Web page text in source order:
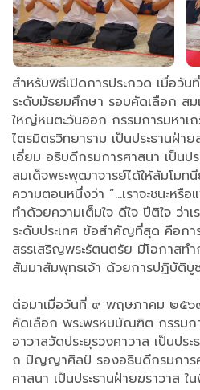
สำหรับพิธีเปิดการประกวด เมื่อ
ระดับมัธยมศึกษา รอบคัดเลือก ส
ใหญ่หนตะวันออก กรรมการมหาเ
ไตรมิตรวิทยาราม เป็นประธานฝ่
เอี่ยม อธิบดีกรมการศาสนา เป็นป
สมเด็จพระพุฒาจารย์ได้ให้สัมโมท
ความตอนหนึ่งว่า “...เราจะชนะหรื
ทำด้วยความเต็มใจ ดีใจ ปีติใจ ว่าเ
ระดับประเทศ ข้อสำคัญที่สุด คือกา
สรรเสริญพระรัตนตรัย มีโอกาสท
สัมมาสัมพุทธเจ้า ด้วยการปฏิบัติบูช
ต่อมาเมื่อวันที่ ๙ พฤษภาคม ๒๕๖
คัดเลือก พระพรหมบัณฑิต กรรมก
อาวาสวัดประยุรวงศาวาส เป็นปร
ถ ปัญญาศิลป์ รองอธิบดีกรมการ
ศาสนา เป็นประธานฝ่ายฆราวาส ใ